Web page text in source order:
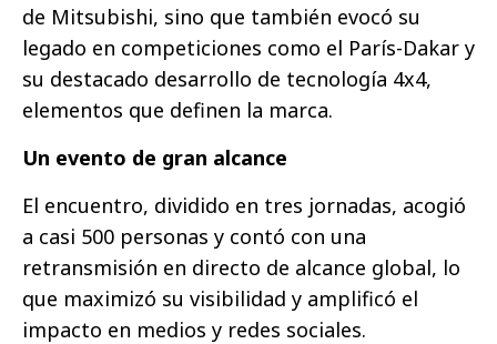
de Mitsubishi, sino que también evocó su
legado en competiciones como el París-Dakar y
su destacado desarrollo de tecnología 4x4,
elementos que definen la marca.
Un evento de gran alcance
El encuentro, dividido en tres jornadas, acogió
a casi 500 personas y contó con una
retransmisión en directo de alcance global, lo
que maximizó su visibilidad y amplificó el
impacto en medios y redes sociales.